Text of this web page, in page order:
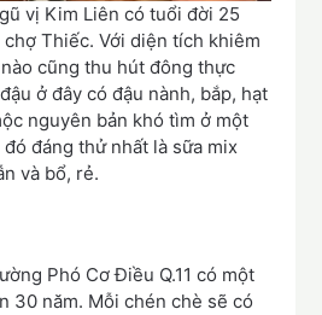
vị Kim Liên có tuổi đời 25
Thiếc. Với diện tích khiêm
cũng thu hút đông thực
ở đây có đậu nành, bắp, hạt
nguyên bản khó tìm ở một
đáng thử nhất là sữa mix
và bổ, rẻ.
Phó Cơ Điều Q.11 có một
30 năm. Mỗi chén chè sẽ có